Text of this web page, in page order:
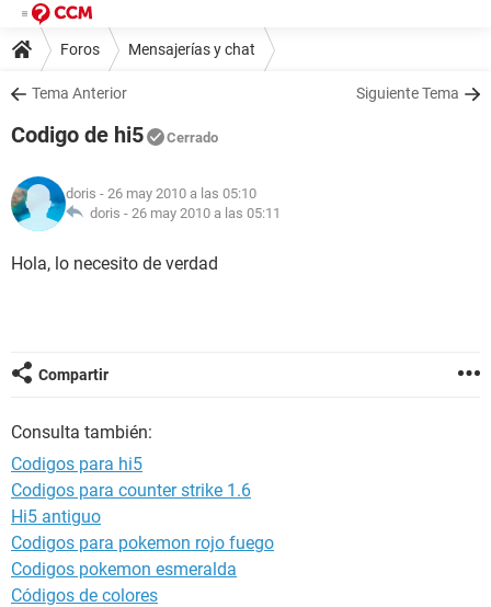
Foros Mensajerías y chat
Tema Anterior Siguiente Tema
Codigo de hi5 Cerrado
doris - 26 may 2010 a las 05:10
doris - 26 may 2010 a las 05:11
Hola, lo necesito de verdad
Compartir
Consulta también:
Codigos para hi5
Codigos para counter strike 1.6
Hi5 antiguo
Codigos para pokemon rojo fuego
Codigos pokemon esmeralda
Códigos de colores